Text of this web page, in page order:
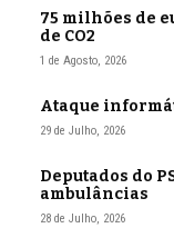
75 milhões de
de CO2
1 de Agosto, 2026
Ataque
29 de Julho, 2026
Deputados do
ambulâncias
28 de Julho, 2026